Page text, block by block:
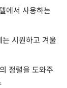
에서 사용하는
시원하고 겨울
정렬을 도와주